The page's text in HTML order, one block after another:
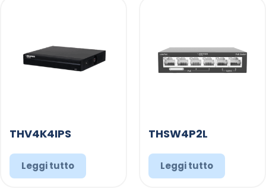
THV4K4IPS
Leggi tutto
THSW4P2L
Leggi tutto